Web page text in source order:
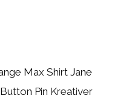
Max Shirt Jane
Pin Kreativer